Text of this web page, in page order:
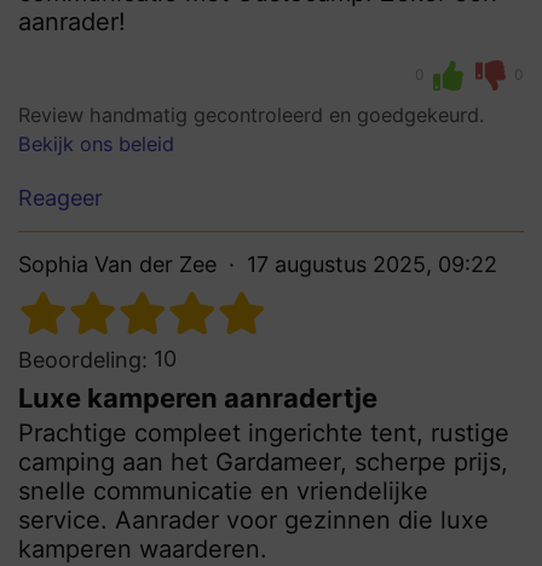
aanrader!
0 0
Review handmatig gecontroleerd en goedgekeurd.
Bekijk ons beleid
Reageer
Sophia Van der Zee 17 augustus 2025, 09:22
Beoordeling: 10
Luxe kamperen aanradertje
Prachtige compleet ingerichte tent, rustige
camping aan het Gardameer, scherpe prijs,
snelle communicatie en vriendelijke
service. Aanrader voor gezinnen die luxe
kamperen waarderen.